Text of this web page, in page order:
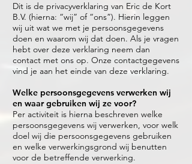
Dit is de privacyverklaring van Eric de Kort
B.V. (hierna: “wij” of “ons”). Hierin leggen
wij uit wat we met je persoonsgegevens
doen en waarom wij dat doen. Als je vragen
hebt over deze verklaring neem dan
contact met ons op. Onze contactgegevens
vind je aan het einde van deze verklaring.
Welke persoonsgegevens verwerken wij
en waar gebruiken wij ze voor?
Per activiteit is hierna beschreven welke
persoonsgegevens wij verwerken, voor welk
doel wij die persoonsgegevens gebruiken
en welke verwerkingsgrond wij benutten
voor de betreffende verwerking.